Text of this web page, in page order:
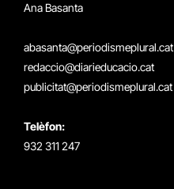
Ana Basanta
abasanta@periodismeplural.cat
redaccio@diarieducacio.cat
publicitat@periodismeplural.cat
Telèfon:
932 311 247